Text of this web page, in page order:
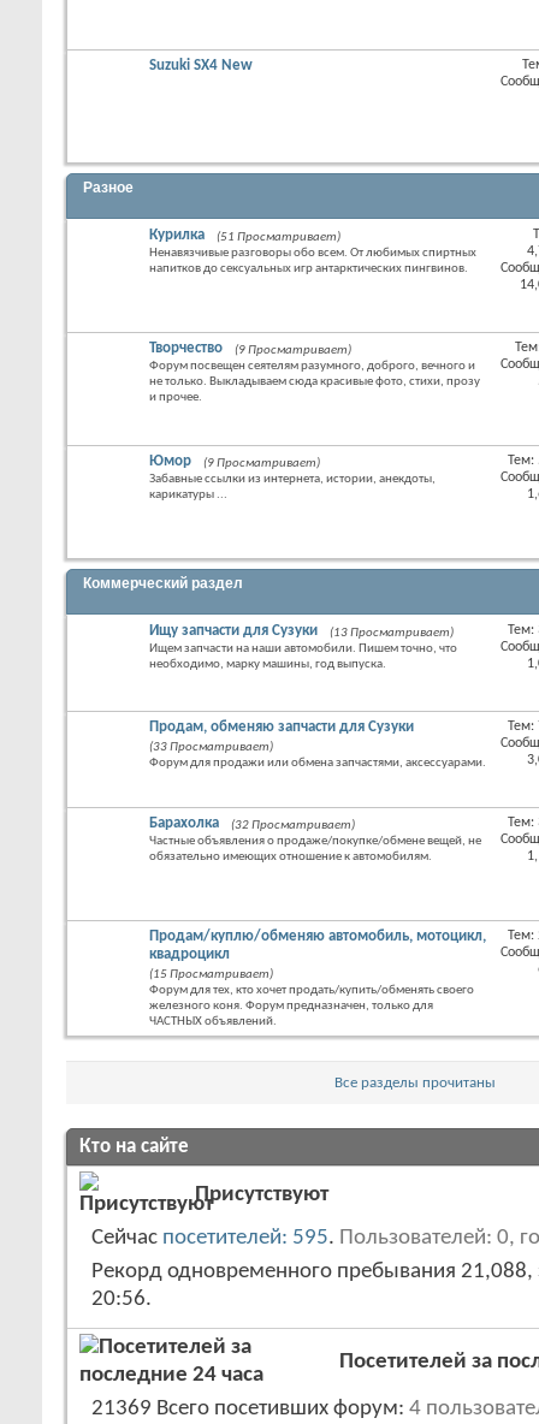
Suzuki SX4 New
лента
Разное
Курилка
(51 Просматривает)
Ненавязчивые разговоры обо всем. От любимых спиртных
напитков до сексуальных игр антарктических пингвинов.
этого
Творчество
(9 Просматривает)
Форум посвещен сеятелям разумного, доброго, вечного и
не только. Выкладываем сюда красивые фото, стихи, прозу
и прочее.
лента
Юмор
(9 Просматривает)
Забавные ссылки из интернета, истории, анекдоты,
карикатуры ...
RSS
лента
Тем:
Коммерческий раздел
Ищу запчасти для Сузуки
(13 Просматривает)
Ищем запчасти на наши автомобили. Пишем точно, что
необходимо, марку машины, год выпуска.
RSS
лента
Тем:
Продам, обменяю запчасти для Сузуки
(33 Просматривает)
Форум для продажи или обмена запчастями, аксессуарами.
RSS
лента
Тем:
Барахолка
(32 Просматривает)
Частные объявления о продаже/покупке/обмене вещей, не
обязательно имеющих отношение к автомобилям.
RSS
лента
Тем:
Продам/куплю/обменяю автомобиль, мотоцикл,
квадроцикл
(15 Просматривает)
Форум для тех, кто хочет продать/купить/обменять своего
железного коня. Форум предназначен, только для
ЧАСТНЫХ объявлений.
RSS
лента
Тем:
Все разделы прочитаны
Кто на сайте
Присутствуют
Сейчас посетителей: 595. Пользователей: 0,
Рекорд одновременного пребывания
20:56.
Посетителей за
21369 Всего посетивших форум: 4